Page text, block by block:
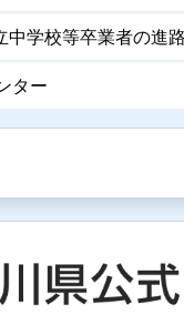
中学校等卒業者の進
ター